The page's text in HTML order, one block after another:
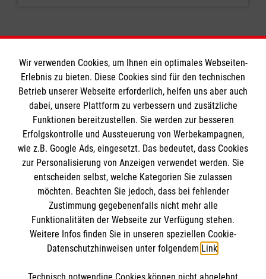
Der Malteser Hilfsdienst e. V. ist als eingetragene
gemeinnützige Organisation von der Körperschaft- und
Gewerbesteuer befreit.
Informationen
A-Z
Presse
Impressum
Barrierefreiheit
Die Malteser
Wir verwenden Cookies, um Ihnen ein optimales Webseiten-
Erlebnis zu bieten. Diese Cookies sind für den technischen
Betrieb unserer Webseite erforderlich, helfen uns aber auch
dabei, unsere Plattform zu verbessern und zusätzliche
Funktionen bereitzustellen. Sie werden zur besseren
Erfolgskontrolle und Aussteuerung von Werbekampagnen,
wie z.B. Google Ads, eingesetzt. Das bedeutet, dass Cookies
zur Personalisierung von Anzeigen verwendet werden. Sie
entscheiden selbst, welche Kategorien Sie zulassen
möchten. Beachten Sie jedoch, dass bei fehlender
Zustimmung gegebenenfalls nicht mehr alle
Funktionalitäten der Webseite zur Verfügung stehen.
Weitere Infos finden Sie in unseren speziellen Cookie-
Datenschutzhinweisen unter folgendem Link.